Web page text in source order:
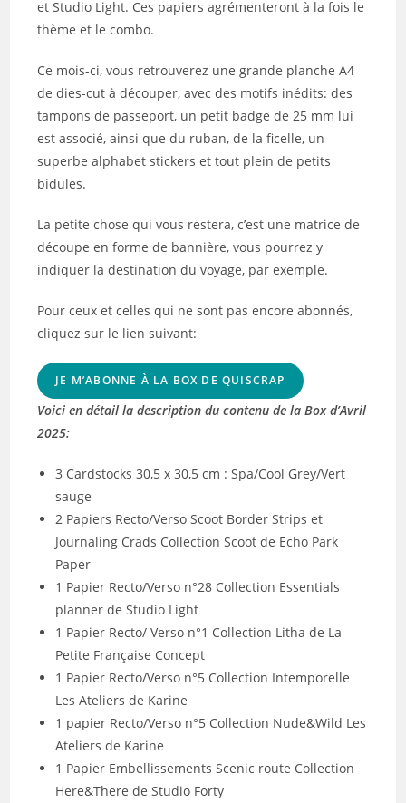
et Studio Light. Ces papiers agrémenteront à la fois le
thème et le combo.
Ce mois-ci, vous retrouverez une grande planche A4
de dies-cut à découper, avec des motifs inédits: des
tampons de passeport, un petit badge de 25 mm lui
est associé, ainsi que du ruban, de la ficelle, un
superbe alphabet stickers et tout plein de petits
bidules.
La petite chose qui vous restera, c’est une matrice de
découpe en forme de bannière, vous pourrez y
indiquer la destination du voyage, par exemple.
Pour ceux et celles qui ne sont pas encore abonnés,
cliquez sur le lien suivant:
JE M’ABONNE À LA BOX DE QUISCRAP
Voici en détail la description du contenu de la Box d’Avril
2025:
3 Cardstocks 30,5 x 30,5 cm : Spa/Cool Grey/Vert
sauge
2 Papiers Recto/Verso Scoot Border Strips et
Journaling Crads Collection Scoot de Echo Park
Paper
1 Papier Recto/Verso n°28 Collection Essentials
planner de Studio Light
1 Papier Recto/ Verso n°1 Collection Litha de La
Petite Française Concept
1 Papier Recto/Verso n°5 Collection Intemporelle
Les Ateliers de Karine
1 papier Recto/Verso n°5 Collection Nude&Wild Les
Ateliers de Karine
1 Papier Embellissements Scenic route Collection
Here&There de Studio Forty